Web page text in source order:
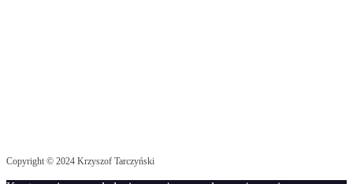
Copyright © 2024 Krzyszof Tarczyński